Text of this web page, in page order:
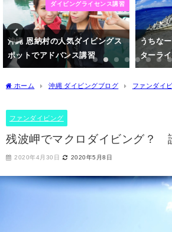
ダイビングライセンス講習
うちなー女子 オープンウォー
ターライセンス講習
沖縄
ス講習
ホーム 沖縄 ダイビングブログ ファンダイ
ファンダイビング
残波岬でマクロダイビング？
2020年4月30日 2020年5月8日